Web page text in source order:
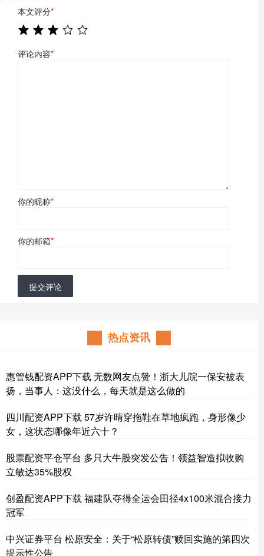
本文评分*
评论内容*
你的昵称*
你的邮箱*
提交评论
热点资讯
惠管钱配资APP下载 无数网友点赞！浙大儿院一保安被表
扬，当事人：这没什么，每天就是这么做的
四川配资APP下载 57岁许晴穿拖鞋在草地疯跑，身形像少
女，这状态哪像年近六十？
股票配资平仓平台 多只大牛股突发公告！领益智造拟收购
立敏达35%股权
创盈配资APP下载 福建队夺得全运会田径4x100米混合接力
冠军
中兴证券平台 松原安全：关于“松原转债”赎回实施的第四次
提示性公告